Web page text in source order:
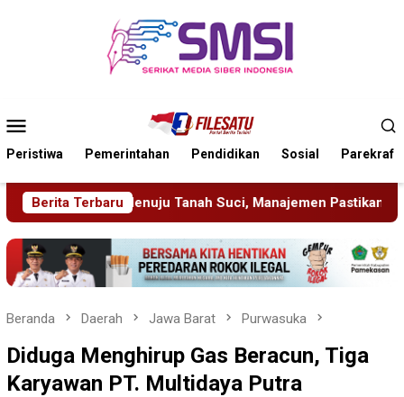
Mobile
Peristiwa Pemerintahan Pendidikan Sosial Parekraf
Berita TerbaruPastikan Pelayanan Berita Tetap Maksimal
Beranda Daerah Jawa Barat Purwasuka
Diduga Menghirup Gas Beracun, Tiga
Karyawan PT. Multidaya Putra